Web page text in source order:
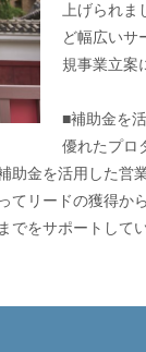
上げられ
ど幅広いサ
規事業立案
■補助金を
優れたプロ
金を活用した営
てリードの獲得か
をサポートしてい